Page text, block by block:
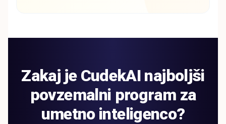
Zakaj je CudekAI najboljši
povzemalni program za
umetno inteligenco?